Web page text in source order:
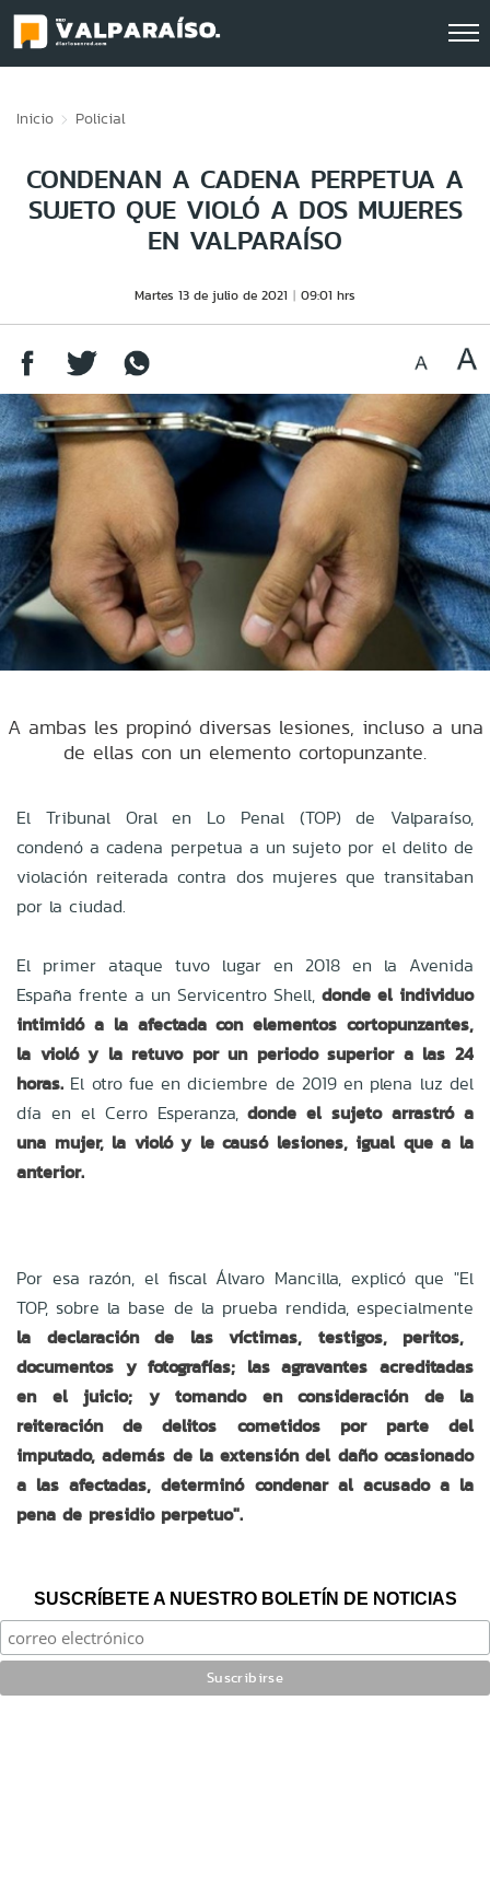
Inicio Policial
CONDENAN A CADENA PERPETUA A
SUJETO QUE VIOLÓ A DOS MUJERES
EN VALPARAÍSO
Martes 13 de julio de 2021 09:01 hrs
A ambas les propinó diversas lesiones, incluso a una
de ellas con un elemento cortopunzante.
El Tribunal Oral en Lo Penal (TOP) de Valparaíso,
condenó a cadena perpetua a un sujeto por el delito de
violación reiterada contra dos mujeres que transitaban
por la ciudad.
El primer ataque tuvo lugar en 2018 en la Avenida
España frente a un Servicentro Shell, donde el individuo
intimidó a la afectada con elementos cortopunzantes,
la violó y la retuvo por un periodo superior a las 24
horas. El otro fue en diciembre de 2019 en plena luz del
día en el Cerro Esperanza,donde el sujeto arrastró a
una mujer, la violó y le causó lesiones, igual que a la
anterior.
Por esa razón, el fiscal Álvaro Mancilla, explicó que "El
TOP, sobre la base de la prueba rendida, especialmente
la declaración de las víctimas, testigos, peritos,
documentos y fotografías; las agravantes acreditadas
en el juicio; y tomando en consideración de la
reiteración de delitos cometidos por parte del
imputado, además de la extensión del daño ocasionado
a las afectadas, determinó condenar al acusado a la
pena de presidio perpetuo".
SUSCRÍBETE A NUESTRO BOLETÍN DE NOTICIAS